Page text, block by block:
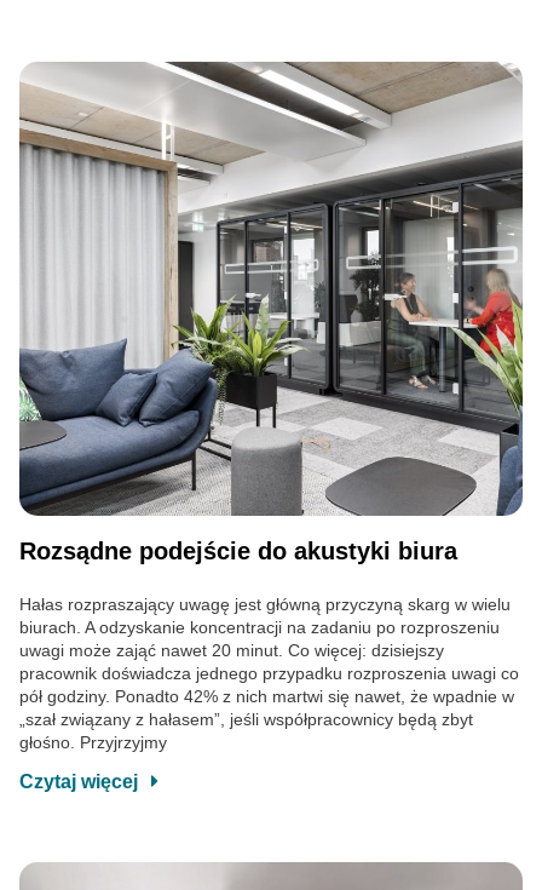
Rozsądne podejście do akustyki biura
Hałas rozpraszający uwagę jest główną przyczyną skarg w wielu
biurach. A odzyskanie koncentracji na zadaniu po rozproszeniu
uwagi może zająć nawet 20 minut. Co więcej: dzisiejszy
pracownik doświadcza jednego przypadku rozproszenia uwagi co
pół godziny. Ponadto 42% z nich martwi się nawet, że wpadnie w
„szał związany z hałasem”, jeśli współpracownicy będą zbyt
głośno. Przyjrzyjmy
Czytaj więcej